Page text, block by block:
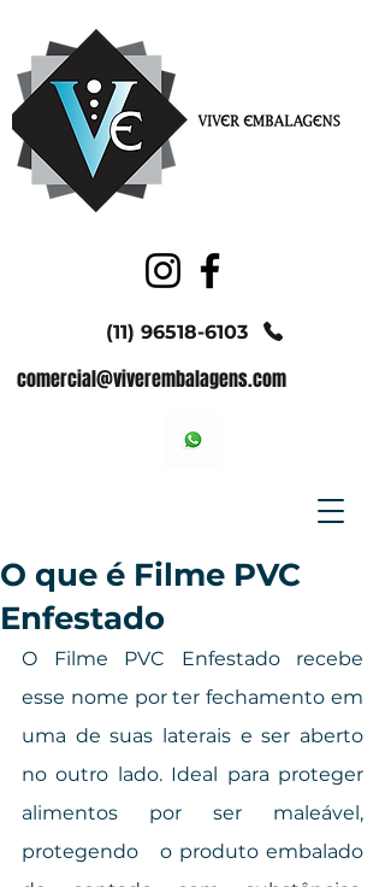
(11) 96518-6103
comercial@viverembalagens.com
O que é Filme PVC
Enfestado
O Filme PVC Enfestado recebe
esse nome por ter fechamento em
uma de suas laterais e ser aberto
no outro lado. Ideal para proteger
alimentos por ser maleável,
protegendo   o produto embalado